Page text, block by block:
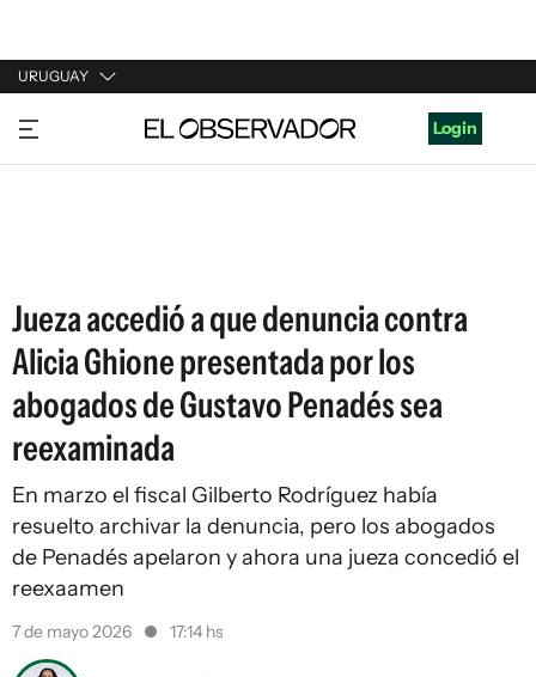
URUGUAY
URUGUAY
ARGENTINA
Login
Jueza accedió a que denuncia contra
Alicia Ghione presentada por los
abogados de Gustavo Penadés sea
reexaminada
En marzo el fiscal Gilberto Rodríguez había
resuelto archivar la denuncia, pero los abogados
de Penadés apelaron y ahora una jueza concedió el
reexaamen
7 de mayo 2026 17:14 hs